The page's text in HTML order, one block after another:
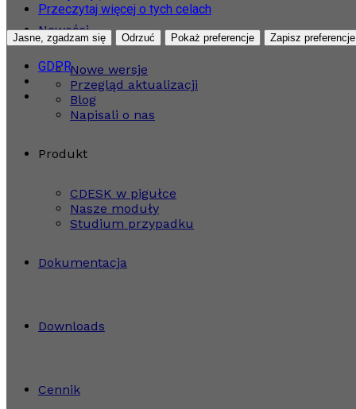
Przeczytaj więcej o tych celach
Jasne, zgadzam się Odrzuć Pokaż preferencje Zapisz preferencje
GDPR
Nowości
Nowe wersje
Przegląd aktualizacji
Blog
Napisali o nas
Produkt
CDESK w pigułce
Nasze moduły
Studium przypadku
Dokumentacja
Downloads
Cennik